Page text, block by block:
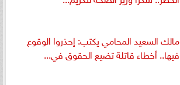
مالك السعيد المحامي يكتب: إحذروا الوقوع
فيها.. أخطاء قاتلة تضيع الحقوق في...